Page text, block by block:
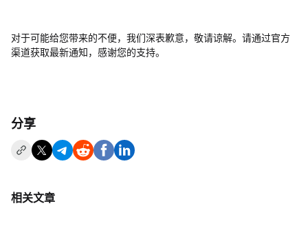
对于可能给您带来的不便，我们深表歉意，敬请谅解。请通过官方
渠道获取最新通知，感谢您的支持。
分享
相关文章